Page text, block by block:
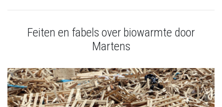
Feiten en fabels over biowarmte door
Martens